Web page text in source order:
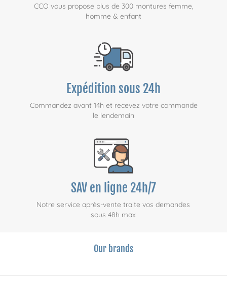
CCO vous propose plus de 300 montures femme,
homme & enfant
Expédition sous 24h
Commandez avant 14h et recevez votre commande
le lendemain
SAV en ligne 24h/7
Notre service après-vente traite vos demandes
sous 48h max
Our brands